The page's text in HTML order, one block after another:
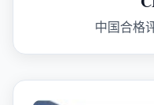
中国合格